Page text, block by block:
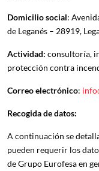
Domicilio social:
de Leganés – 28919,
Actividad: consultoría,
protección contra
Correo electrónico:
Recogida de datos:
A continuación se
pueden requerir los
de Grupo Eurofesa en